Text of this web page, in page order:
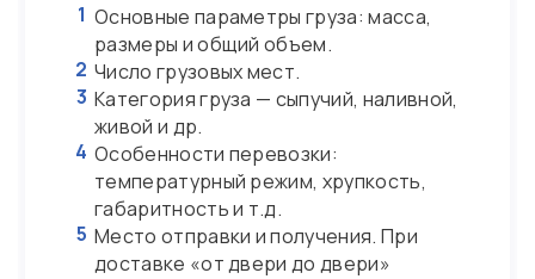
1 Основные параметры груза: масса,
размеры и общий объем.
2 Число грузовых мест.
3 Категория груза — сыпучий, наливной,
живой и др.
4 Особенности перевозки:
температурный режим, хрупкость,
габаритность и т.д.
5 Место отправки и получения. При
доставке «от двери до двери»